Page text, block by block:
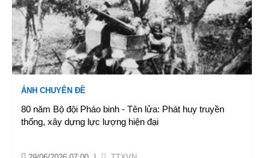
ẢNH CHUYÊN ĐỀ
80 năm Bộ đội Pháo binh - Tên lửa: Phát huy truyền
thống, xây dựng lực lượng hiện đại